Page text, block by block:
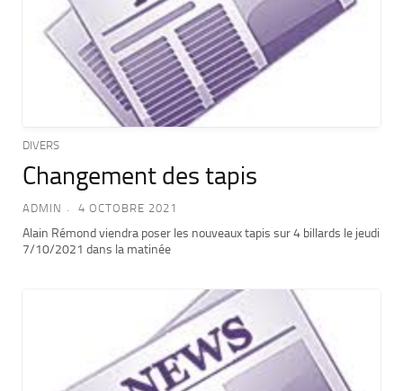
DIVERS
Changement des tapis
ADMIN 4 OCTOBRE 2021
Alain Rémond viendra poser les nouveaux tapis sur 4 billards le jeudi
7/10/2021 dans la matinée